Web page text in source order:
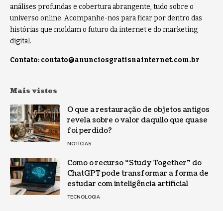
análises profundas e cobertura abrangente, tudo sobre o
universo online. Acompanhe-nos para ficar por dentro das
histórias que moldam o futuro da internet e do marketing
digital.
Contato: contato@anunciosgratisnainternet.com.br
Mais vistos
O que a restauração de objetos antigos
revela sobre o valor daquilo que quase
foi perdido?
NOTÍCIAS
Como o recurso “Study Together” do
ChatGPT pode transformar a forma de
estudar com inteligência artificial
TECNOLOGIA